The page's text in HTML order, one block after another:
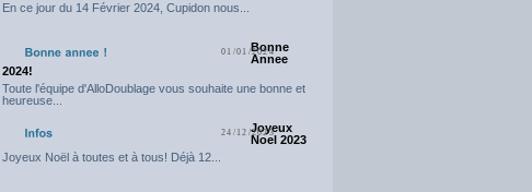
En ce jour du 14 Février 2024, Cupidon nous...
01/01/2024
Bonne
Annee
2024!
Toute l'équipe d'AlloDoublage vous souhaite une bonne et
heureuse...
24/12/2023
Joyeux
Noel 2023
Joyeux Noël à toutes et à tous! Déjà 12...